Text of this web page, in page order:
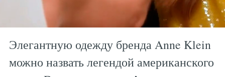
Элегантную одежду бренда Anne Klein
можно назвать легендой американского